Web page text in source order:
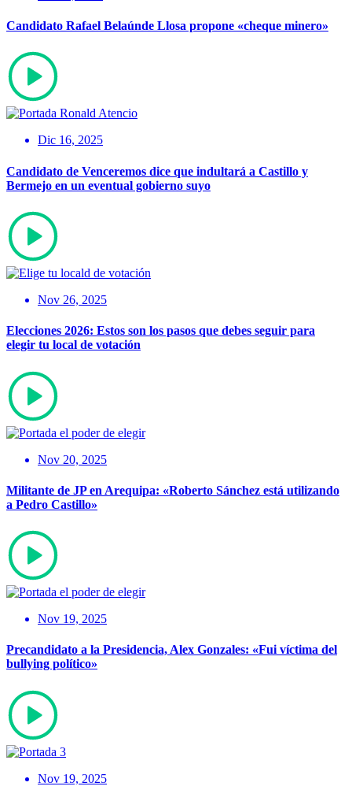
Candidato Rafael Belaúnde Llosa propone «cheque minero»
Dic 16, 2025
Candidato de Venceremos dice que indultará a Castillo y
Bermejo en un eventual gobierno suyo
Nov 26, 2025
Elecciones 2026: Estos son los pasos que debes seguir para
elegir tu local de votación
Nov 20, 2025
Militante de JP en Arequipa: «Roberto Sánchez está utilizando
a Pedro Castillo»
Nov 19, 2025
Precandidato a la Presidencia, Alex Gonzales: «Fui víctima del
bullying político»
Nov 19, 2025